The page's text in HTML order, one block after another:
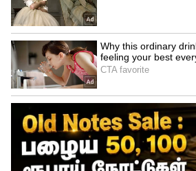
சதி செயலாக இருக்குமா..?